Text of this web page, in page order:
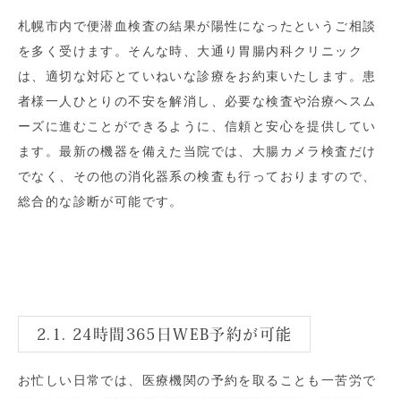
札幌市内で便潜血検査の結果が陽性になったというご相談
を多く受けます。そんな時、大通り胃腸内科クリニック
は、適切な対応とていねいな診療をお約束いたします。患
者様一人ひとりの不安を解消し、必要な検査や治療へスム
ーズに進むことができるように、信頼と安心を提供してい
ます。最新の機器を備えた当院では、大腸カメラ検査だけ
でなく、その他の消化器系の検査も行っておりますので、
総合的な診断が可能です。
2.1. 24時間365日WEB予約が可能
お忙しい日常では、医療機関の予約を取ることも一苦労で